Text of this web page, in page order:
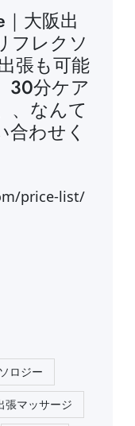
大阪出
フレクソ
張も可能
30分ケア
、なんて
わせく
price-list/
ロジー
張マッサージ